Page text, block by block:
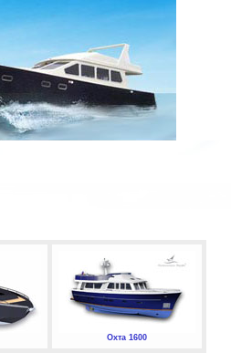
Охта 1600